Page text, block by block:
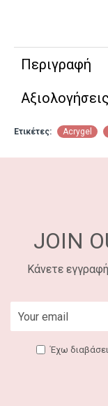
Περιγραφή
Αξιολογήσεις
Ετικέτες: Acrygel
JOIN
Κάνετε
Έχω